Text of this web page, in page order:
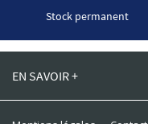
Stock permanent
EN SAVOIR +